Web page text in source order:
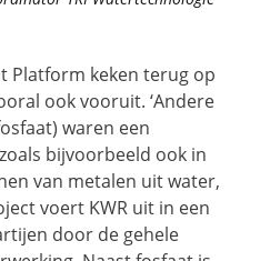
Platform keken terug op
ook vooruit. ‘Andere
waren een
bijvoorbeeld ook in
van metalen uit water,
voert KWR uit in een
door de gehele